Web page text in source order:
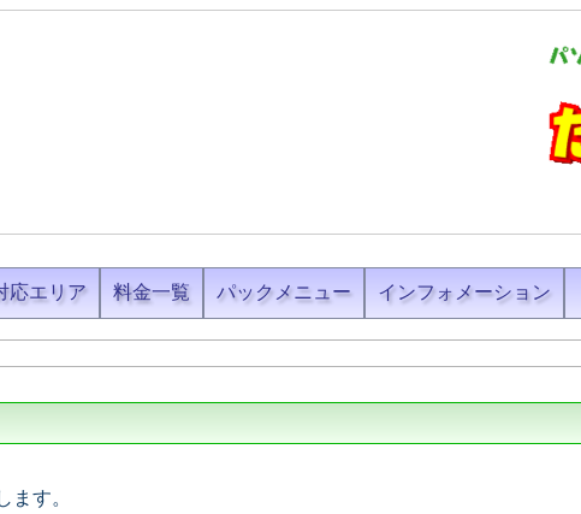
応エリア 料金一覧 パックメニュー インフォメーション
す。